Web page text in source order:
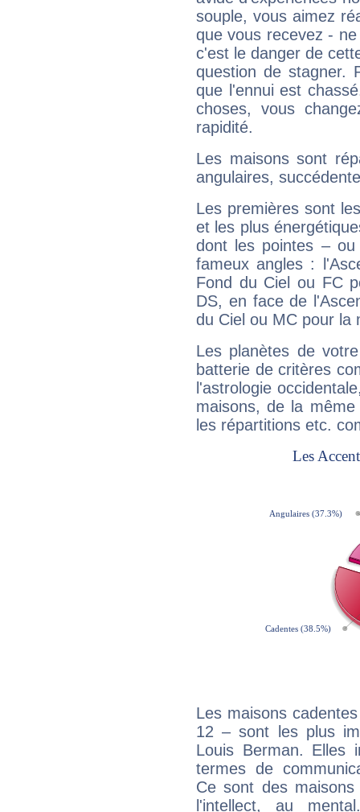
souple, vous aimez
que vous recevez -
c'est le danger de
question de stagner.
que l'ennui est
choses, vous
rapidité.
Les maisons sont
angulaires,
Les premières sont
et les plus
dont les pointes –
fameux angles :
Fond du Ciel ou FC
DS, en face de
du Ciel ou MC pour la
Les planètes de
batterie de critères
l'astrologie
maisons, de la
les répartitions etc.
Les maisons
12 – sont les plus
Louis Berman. Elles
termes de
Ce sont des
l'intellect, au